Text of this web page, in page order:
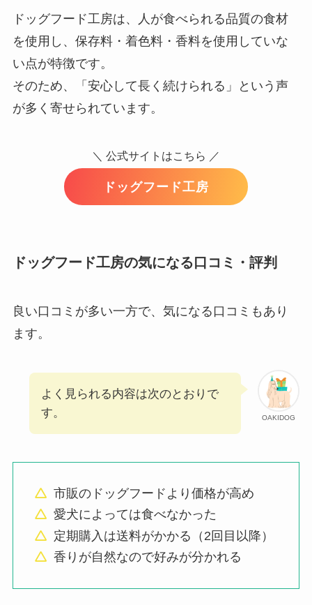
ドッグフード工房は、人が食べられる品質の食材
を使用し、保存料・着色料・香料を使用していな
い点が特徴です。
そのため、「安心して長く続けられる」という声
が多く寄せられています。
＼ 公式サイトはこちら ／
ドッグフード工房
ドッグフード工房の気になる口コミ・評判
良い口コミが多い一方で、気になる口コミもあり
ます。
OAKIDOG
よく見られる内容は次のとおりで
す。
市販のドッグフードより価格が高め
愛犬によっては食べなかった
定期購入は送料がかかる（2回目以降）
香りが自然なので好みが分かれる